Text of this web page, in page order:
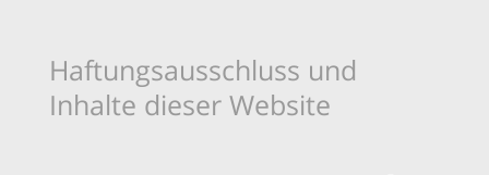
Haftungsausschluss und
Inhalte dieser Website